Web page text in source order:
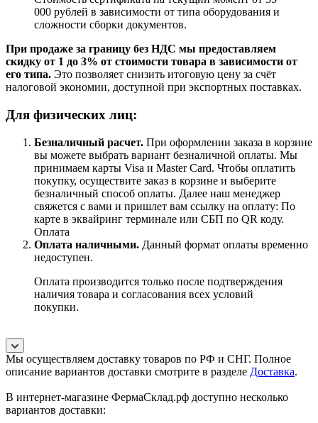
000 рублей в зависимости от типа оборудования и
сложности сборки документов.
При продаже за границу без НДС мы предоставляем
скидку от 1 до 3% от стоимости товара в зависимости от
его типа. Это позволяет снизить итоговую цену за счёт
налоговой экономии, доступной при экспортных поставках.
Для физических лиц:
Безналичный расчет. При оформлении заказа в корзине
вы можете выбрать вариант безналичной оплаты. Мы
принимаем карты Visa и Master Card. Чтобы оплатить
покупку, осуществите заказ в корзине и выберите
безналичный способ оплаты. Далее наш менеджер
свяжется с вами и пришлет вам ссылку на оплату: По
карте в эквайринг терминале или СБП по QR коду.
Оплата
Оплата наличными. Данный формат оплаты временно
недоступен.
Оплата производится только после подтверждения
наличия товара и согласования всех условий
покупки.
Мы осуществляем доставку товаров по РФ и СНГ. Полное
описание вариантов доставки смотрите в разделе Доставка.
В интернет-магазине ФермаСклад.рф доступно несколько
вариантов доставки: